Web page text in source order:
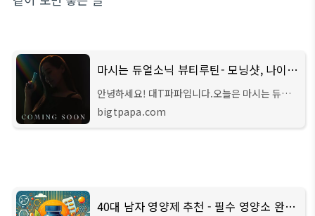
마시는 듀얼소닉 뷰티루틴- 모닝샷, 나이트샷, 출시일
안녕하세요! 대T파파입니다.오늘은 마시는 듀얼
소닉의 새로운 이너뷰티 제품인 뷰티루틴 모닝샷
& 나이트샷에 대해 소개해드리려고 합니다. 7년
bigtpapa.com
40대 남자 영양제 추천 - 필수 영양소 완벽 가이드